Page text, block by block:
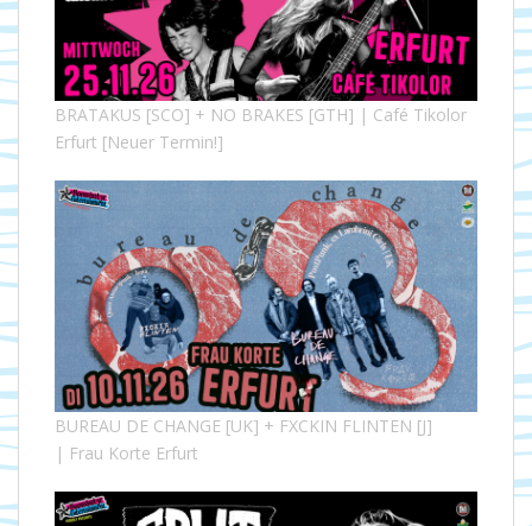
BRATAKUS [SCO] + NO BRAKES [GTH] | Café Tikolor
Erfurt [Neuer Termin!]
BUREAU DE CHANGE [UK] + FXCKIN FLINTEN [J]
| Frau Korte Erfurt